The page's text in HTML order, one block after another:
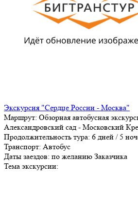
Экскурсия "Сердце России - Москва"
Маршрут: Обзорная автобусная
Александровский сад - Московский
Продолжительность тура: 6 дней / 5
Транспорт: Автобус
Даты заездов: по желанию Заказчика
Тема экскурсии: